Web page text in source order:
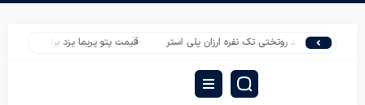
خرید روتختی تک نفره ارزان پلی استر قیمت پتو پریما یزد برای صادرات به عراق